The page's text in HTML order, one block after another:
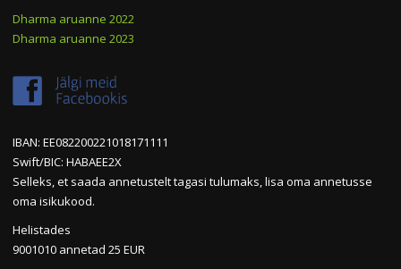
Dharma aruanne 2022
Dharma aruanne 2023
IBAN: EE082200221018171111
Swift/BIC: HABAEE2X
Selleks, et saada annetustelt tagasi tulumaks, lisa oma annetusse
oma isikukood.
Helistades
9001010 annetad 25 EUR